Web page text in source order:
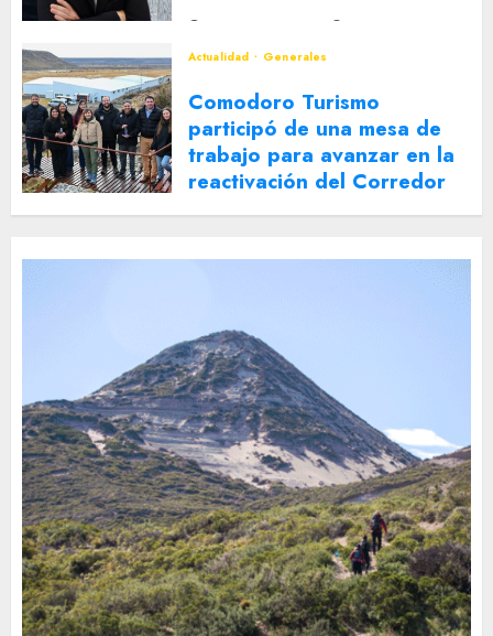
Actualidad
Generales
Comodoro Turismo
participó de una mesa de
trabajo para avanzar en la
reactivación del Corredor
Turístico Integrado